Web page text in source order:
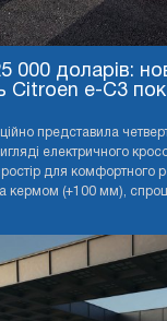
000 доларів:
Citroen e-C3
представила
електричного
для комфортного
кермом (+100 мм),